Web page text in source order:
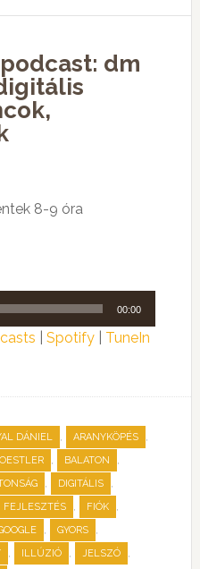
dm
8-9 óra
00:00
Spotify| TuneIn
DÁNIEL , ARANYKÖPÉS ,
, BALATON ,
, DIGITÁLIS ,
FEJLESZTÉS , FIÓK ,
, GYORS ,
, ILLÚZIÓ , JELSZÓ ,